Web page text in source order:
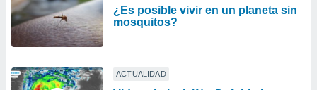
¿Es posible vivir en un planeta sin
mosquitos?
ACTUALIDAD